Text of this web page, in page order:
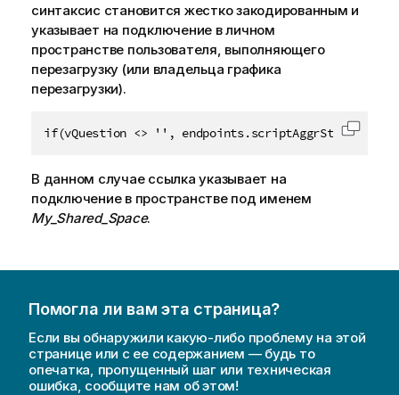
синтаксис становится жестко закодированным и
указывает на подключение вличном
пространстве пользователя, выполняющего
перезагрузку (или владельца графика
перезагрузки).
if(vQuestion <> '',
В данном случае ссылка указывает на
подключение в пространстве под именем
My_Shared_Space.
Помогла ли вам эта страница?
Если вы обнаружили какую-либо проблему на этой
странице или с ее содержанием — будь то
опечатка, пропущенный шаг или техническая
ошибка, сообщите нам об этом!